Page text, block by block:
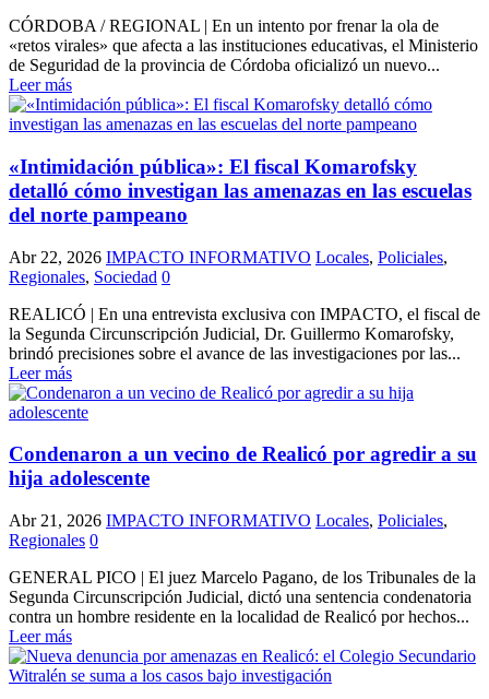
CÓRDOBA / REGIONAL | En un intento por frenar la ola de
«retos virales» que afecta a las instituciones educativas, el Ministerio
de Seguridad de la provincia de Córdoba oficializó un nuevo...
Leer más
«Intimidación pública»: El fiscal Komarofsky
detalló cómo investigan las amenazas en las escuelas
del norte pampeano
Abr 22, 2026 IMPACTO INFORMATIVO Locales, Policiales,
Regionales, Sociedad 0
REALICÓ | En una entrevista exclusiva con IMPACTO, el fiscal de
la Segunda Circunscripción Judicial, Dr. Guillermo Komarofsky,
brindó precisiones sobre el avance de las investigaciones por las...
Leer más
Condenaron a un vecino de Realicó por agredir a su
hija adolescente
Abr 21, 2026 IMPACTO INFORMATIVO Locales, Policiales,
Regionales 0
GENERAL PICO | El juez Marcelo Pagano, de los Tribunales de la
Segunda Circunscripción Judicial, dictó una sentencia condenatoria
contra un hombre residente en la localidad de Realicó por hechos...
Leer más